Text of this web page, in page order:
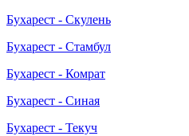
Бухарест - Скулень
Бухарест - Стамбул
Бухарест - Комрат
Бухарест - Синая
Бухарест - Текуч